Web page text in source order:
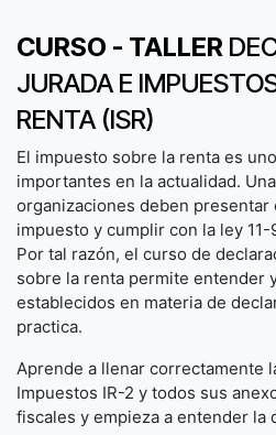
CURSO - TALLER
JURADA E
RENTA (ISR)
El impuesto sobre la renta es
importantes en la actualidad.
organizaciones deben presentar
impuesto y cumplir con la ley
Por tal razón, el curso de
sobre la renta permite entender
establecidos en materia de
practica.
Aprende a llenar correctamente
Impuestos IR-2 y todos sus
fiscales y empieza a entender la